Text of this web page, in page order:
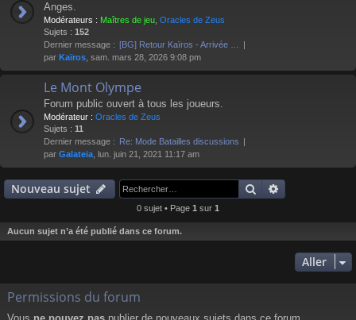
Anges.
Modérateurs : Maîtres de jeu Oracles de Zeus
Sujets : 152
Dernier message : [BG] Retour Kaïros - Arrivée …
par Kaïros , sam. mars 28, 2026 9:08 pm
Le Mont Olympe
Forum public ouvert à tous les joueurs.
Modérateur : Oracles de Zeus
Sujets : 11
Dernier message : Re: Mode Batailles discussions
par Galateia , lun. juin 21, 2021 11:17 am
Nouveau sujet Rechercher
0 sujet • Page 1 sur 1
Aucun sujet n’a été publié dans ce forum.
Aller
Permissions du forum